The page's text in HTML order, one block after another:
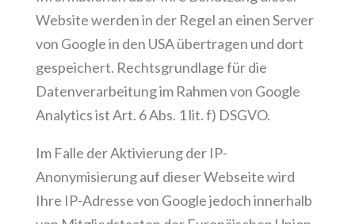
Website werden in der Regel an einen Server
von Google in den USA übertragen und dort
gespeichert. Rechtsgrundlage für die
Datenverarbeitung im Rahmen von Google
Analytics ist Art. 6 Abs. 1 lit. f) DSGVO.
Im Falle der Aktivierung der IP-
Anonymisierung auf dieser Webseite wird
Ihre IP-Adresse von Google jedoch innerhalb